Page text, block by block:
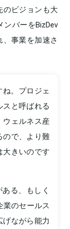
のビジョンも大
バーをBizDev
事業を加速さ
。プロジェ
と呼ばれる
ェルネス産
ので、より難
大きいのです
る、もしく
業のセールス
ながら能力